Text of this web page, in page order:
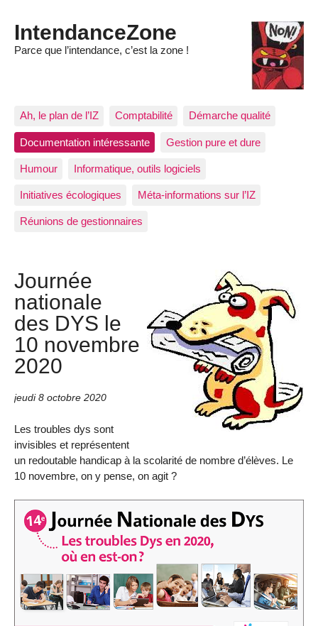
IntendanceZone
Parce que l’intendance, c’est la zone !
Ah, le plan de l’IZ Comptabilité Démarche qualité
Documentation intéressante Gestion pure et dure
Humour Informatique, outils logiciels
Initiatives écologiques Méta-informations sur l’IZ
Réunions de gestionnaires
Journée
nationale
des DYS le
10 novembre
2020
jeudi 8 octobre 2020
Les troubles dys sont
invisibles et représentent
un redoutable handicap à la scolarité de nombre d’élèves. Le
10 novembre, on y pense, on agit ?